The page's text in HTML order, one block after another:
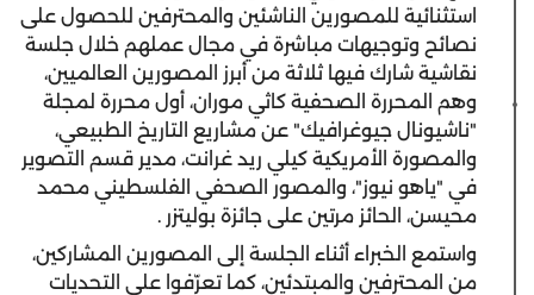
استثنائية للمصورين الناشئين والمحترفين للحصول على
نصائح وتوجيهات مباشرة في مجال عملهم خلال جلسة
نقاشية شارك فيها ثلاثة من أبرز المصورين العالميين،
وهم المحررة الصحفية كاثي موران، أول محررة لمجلة
"ناشيونال جيوغرافيك" عن مشاريع التاريخ الطبيعي،
والمصورة الأمريكية كيلي ريد غرانت، مدير قسم التصوير
في "ياهو نيوز"، والمصور الصحفي الفلسطيني محمد
محيسن، الحائز مرتين على جائزة بوليتزر .
واستمع الخبراء أثناء الجلسة إلى المصورين المشاركين،
من المحترفين والمبتدئين، كما تعرّفوا على التحديات